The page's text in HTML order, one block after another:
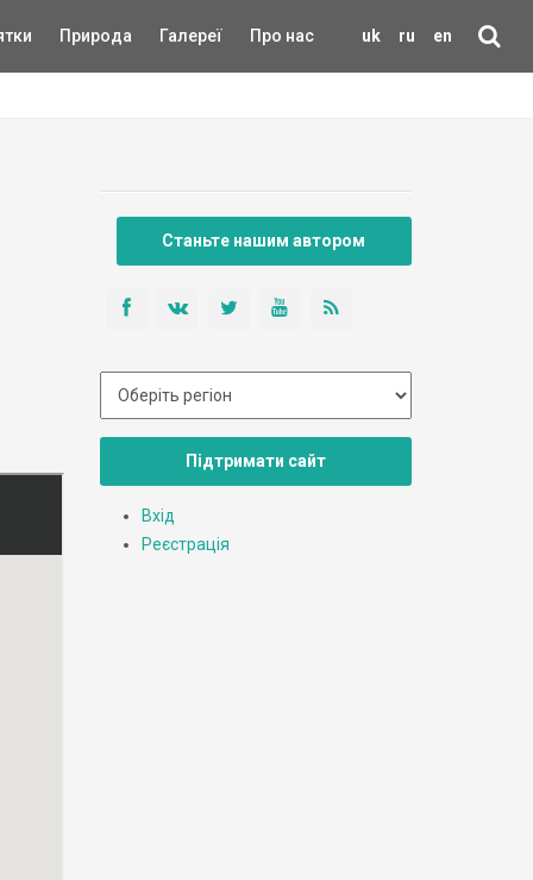
uk ru en
Природа Галереї Про нас
Станьте нашим автором
Підтримати сайт
Вхід
Реєстрація